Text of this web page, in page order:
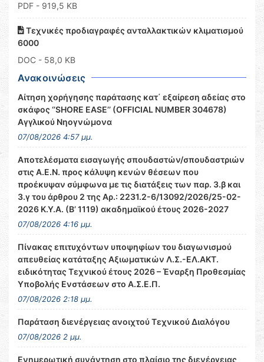
PDF - 919,5 KB
Τεχνικές προδιαγραφές ανταλλακτικών κλιματισμού
6000
DOC - 58,0 KB
Ανακοινώσεις
Αίτηση χορήγησης παράτασης κατ΄ εξαίρεση αδείας στο
σκάφος ‘’SHORE EASE’’ (OFFICIAL NUMBER 304678)
Αγγλικού Νηογνώμονα
07/08/2026 4:57 μμ.
Αποτελέσματα εισαγωγής σπουδαστών/σπουδαστριών
στις Α.Ε.Ν. προς κάλυψη κενών θέσεων που
προέκυψαν σύμφωνα με τις διατάξεις των παρ. 3.β και
3.γ του άρθρου 2 της Αρ.: 2231.2-6/13092/2026/25-02-
2026 Κ.Υ.Α. (Β’ 1119) ακαδημαϊκού έτους 2026-2027
07/08/2026 4:16 μμ.
Πίνακας επιτυχόντων υποψηφίων του διαγωνισμού
απευθείας κατάταξης Αξιωματικών Λ.Σ.-ΕΛ.ΑΚΤ.
ειδικότητας Τεχνικού έτους 2026 – Έναρξη Προθεσμίας
Υποβολής Ενστάσεων στο Α.Σ.Ε.Π.
07/08/2026 2:18 μμ.
Παράταση διενέργειας ανοιχτού Τεχνικού Διαλόγου
07/08/2026 2 μμ.
Ενημερωτική συνάντηση στο πλαίσιο της διενέργειας